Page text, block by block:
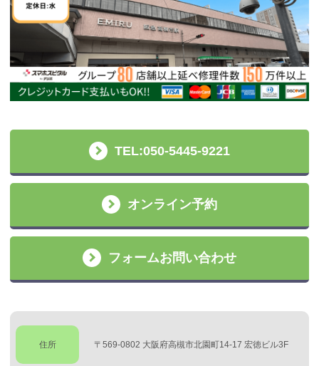
TEL:050-5445-9221
オンライン予約
フォームお問い合わせ
住所 〒569-0802 大阪府高槻市北園町14-17 宏徳ビル3F